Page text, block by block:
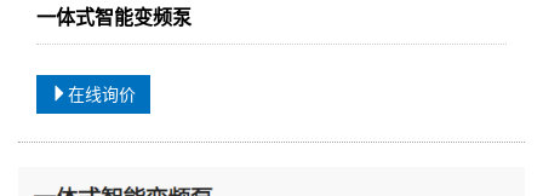
一体式智能变频泵
在线询价